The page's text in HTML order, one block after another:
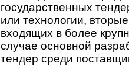
государственных
или технологии,
входящих в более
случае основной
тендер среди